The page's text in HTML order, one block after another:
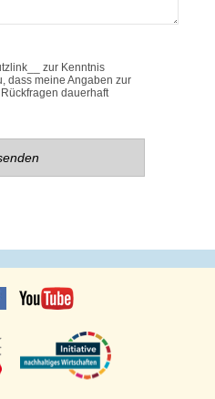
zur Kenntnis
dass meine Angaben zur
dauerhaft